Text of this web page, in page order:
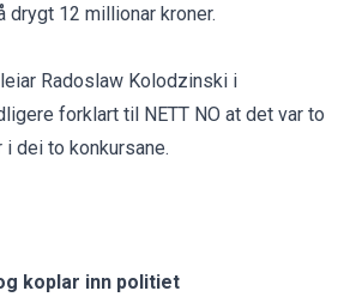
drygt 12 millionar kroner.
Radoslaw Kolodzinski i
forklart til NETT NO at det var to
dei to konkursane.
koplar inn politiet